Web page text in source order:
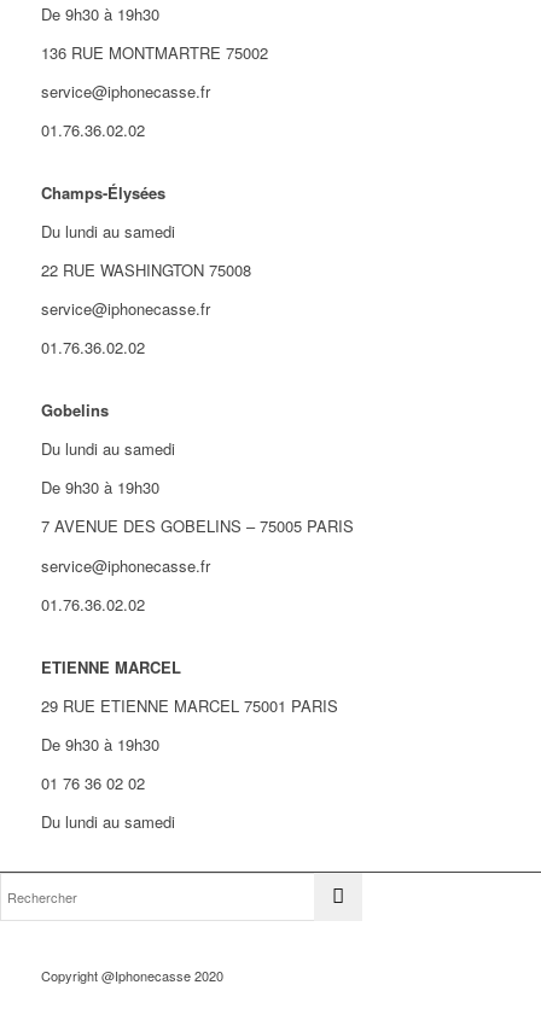
De 9h30 à 19h30
136 RUE MONTMARTRE 75002
service@iphonecasse.fr
01.76.36.02.02
Champs-Élysées
Du lundi au samedi
22 RUE WASHINGTON 75008
service@iphonecasse.fr
01.76.36.02.02
Gobelins
Du lundi au samedi
De 9h30 à 19h30
7 AVENUE DES GOBELINS – 75005 PARIS
service@iphonecasse.fr
01.76.36.02.02
ETIENNE MARCEL
29 RUE ETIENNE MARCEL 75001 PARIS
De 9h30 à 19h30
01 76 36 02 02
Du lundi au samedi
Copyright @Iphonecasse 2020